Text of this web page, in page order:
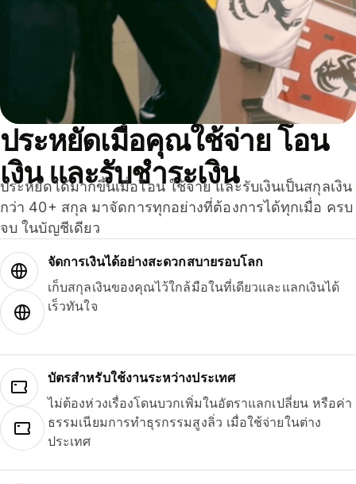
ประหยัดเมื่อคุณใช้จ่าย โอน
เงิน และรับชำระเงิน
ประหยัดได้มากขึ้นเมื่อโอน ใช้จ่าย และรับเงินเป็นสกุลเงิน
กว่า 40+ สกุล มาจัดการทุกอย่างที่ต้องการได้ทุกเมื่อ ครบ
จบ ในบัญชีเดียว
จัดการเงินได้อย่างสะดวกสบายรอบโลก
เก็บสกุลเงินของคุณไว้ใกล้มือในที่เดียวและแลกเงินได้
เร็วทันใจ
บัตรสำหรับใช้งานระหว่างประเทศ
ไม่ต้องห่วงเรื่องโดนบวกเพิ่มในอัตราแลกเปลี่ยน หรือค่า
ธรรมเนียมการทำธุรกรรมสูงลิ่ว เมื่อใช้จ่ายในต่าง
ประเทศ